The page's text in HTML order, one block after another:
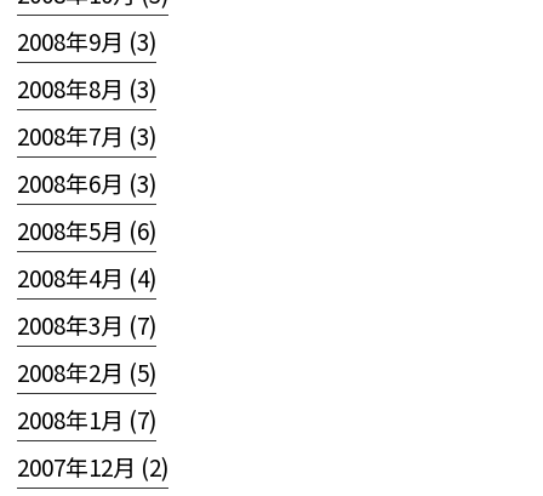
2008年9月 (3)
2008年8月 (3)
2008年7月 (3)
2008年6月 (3)
2008年5月 (6)
2008年4月 (4)
2008年3月 (7)
2008年2月 (5)
2008年1月 (7)
2007年12月 (2)